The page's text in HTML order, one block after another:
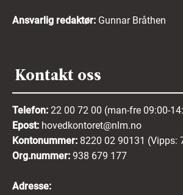
Ansvarlig redaktør: Gunnar Bråthen
Kontakt oss
Telefon: 22 00 72 00 (man-fre 09:00-
Epost: hovedkontoret@nlm.no
Kontonummer: 8220 02 90131 (Vipps:
Org.nummer: 938 679 177
Adresse: